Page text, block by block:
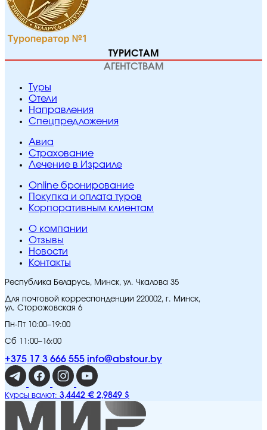
ТУРИСТАМ
АГЕНТСТВАМ
Туры
Отели
Направления
Спецпредложения
Авиа
Страхование
Лечение в Израиле
Online бронирование
Покупка и оплата туров
Корпоративным клиентам
O компании
Отзывы
Новости
Контакты
Республика Беларусь, Минск, ул. Чкалова 35
Для почтовой корреспонденции 220002, г. Минск,
ул. Сторожовская 6
Пн-Пт 10:00–19:00
Сб 11:00–16:00
+375 17 3 666 555 info@abstour.by
Курсы валют: 3,4442 € 2,9849 $